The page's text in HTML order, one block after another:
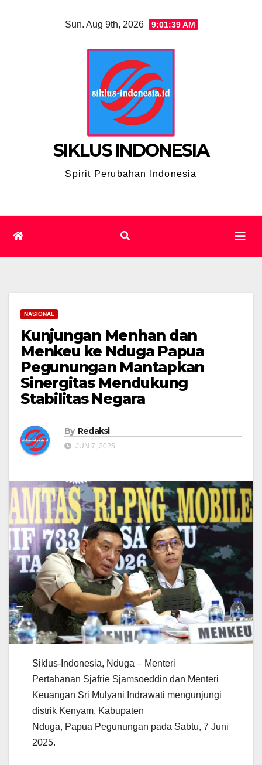
Sun. Aug 9th, 2026 9:01:40 AM
SIKLUS INDONESIA
Spirit Perubahan Indonesia
NASIONAL
Kunjungan Menhan dan
Menkeu ke Nduga Papua
Pegunungan Mantapkan
Sinergitas Mendukung
Stabilitas Negara
By Redaksi
JUN 7, 2025
Siklus-Indonesia, Nduga – Menteri
Pertahanan Sjafrie Sjamsoeddin dan Menteri
Keuangan Sri Mulyani Indrawati mengunjungi
distrik Kenyam, Kabupaten
Nduga, Papua Pegunungan pada Sabtu, 7 Juni
2025.